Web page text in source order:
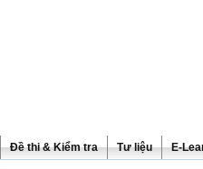
Đề thi & Kiểm tra Tư liệu E-